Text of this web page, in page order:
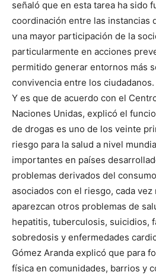
señaló que en esta tarea ha sido
coordinación entre las instancias
una mayor participación de la
particularmente en acciones
permitido generar entornos más
convivencia entre los ciudadanos.
Y es que de acuerdo con el
Naciones Unidas, explicó el
de drogas es uno de los veinte
riesgo para la salud a nivel
importantes en países
problemas derivados del
asociados con el riesgo, cada vez
aparezcan otros problemas de
hepatitis, tuberculosis, suicidios,
sobredosis y enfermedades
Gómez Aranda explicó que para
física en comunidades, barrios y